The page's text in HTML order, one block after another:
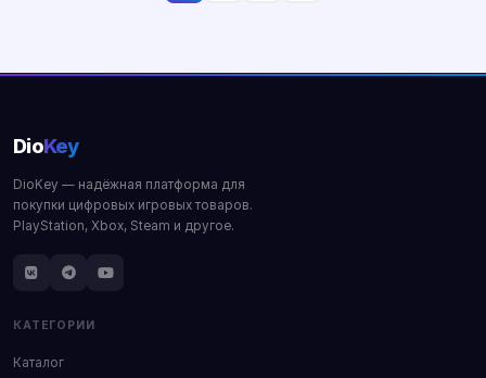
DioKey
DioKey — надёжная платформа для
покупки цифровых игровых товаров.
PlayStation, Xbox, Steam и другое.
КАТЕГОРИИ
Каталог